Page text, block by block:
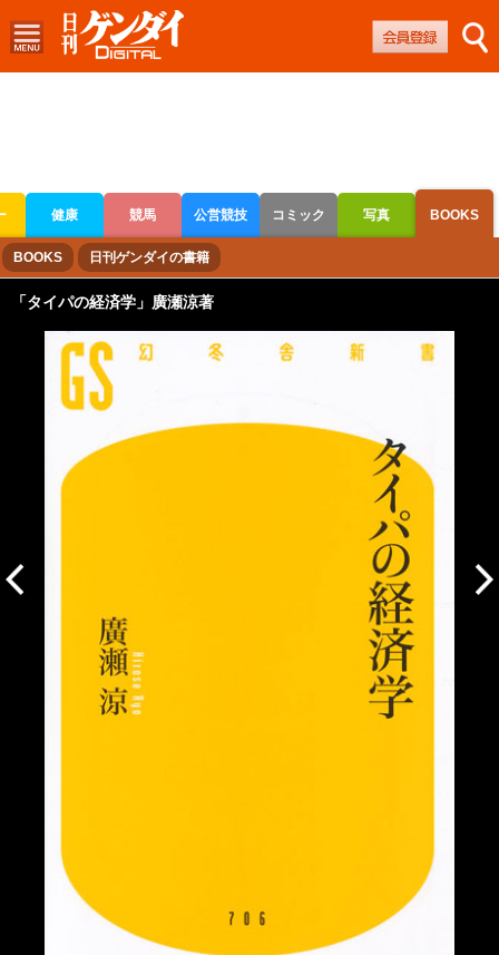
健康 競馬 公営競技 コミック 写真 BOOKS
ボートレース 競輪 オートレース
BOOKS 日刊ゲンダイの書籍
「タイパの経済学」廣瀬涼著